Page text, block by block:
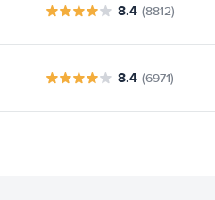
8.4 (8812)
8.4 (6971)